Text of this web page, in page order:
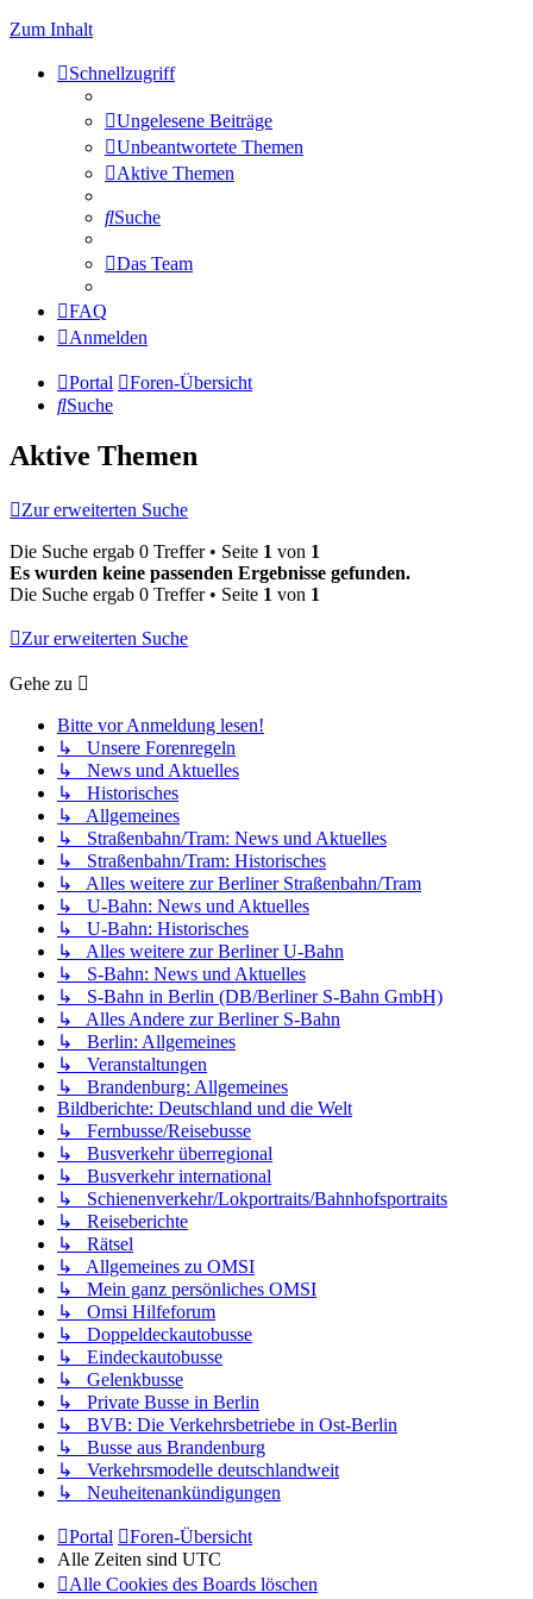
Zum Inhalt
Schnellzugriff
Ungelesene Beiträge
Unbeantwortete Themen
Aktive Themen
Suche
Das Team
FAQ
Anmelden
Portal
Foren-Übersicht
Suche
Aktive Themen
Zur erweiterten Suche
Die Suche ergab 0 Treffer • Seite 1 von 1
Es wurden keine passenden Ergebnisse gefunden.
Die Suche ergab 0 Treffer • Seite 1 von 1
Zur erweiterten Suche
Gehe zu
Bitte vor Anmeldung lesen!
↳ Unsere Forenregeln
↳ News und Aktuelles
↳ Historisches
↳ Allgemeines
↳ Straßenbahn/Tram: News und Aktuelles
↳ Straßenbahn/Tram: Historisches
↳ Alles weitere zur Berliner Straßenbahn/Tram
↳ U-Bahn: News und Aktuelles
↳ U-Bahn: Historisches
↳ Alles weitere zur Berliner U-Bahn
↳ S-Bahn: News und Aktuelles
↳ S-Bahn in Berlin (DB/Berliner S-Bahn GmbH)
↳ Alles Andere zur Berliner S-Bahn
↳ Berlin: Allgemeines
↳ Veranstaltungen
↳ Brandenburg: Allgemeines
Bildberichte: Deutschland und die Welt
↳ Fernbusse/Reisebusse
↳ Busverkehr überregional
↳ Busverkehr international
↳ Schienenverkehr/Lokportraits/Bahnhofsportraits
↳ Reiseberichte
↳ Rätsel
↳ Allgemeines zu OMSI
↳ Mein ganz persönliches OMSI
↳ Omsi Hilfeforum
↳ Doppeldeckautobusse
↳ Eindeckautobusse
↳ Gelenkbusse
↳ Private Busse in Berlin
↳ BVB: Die Verkehrsbetriebe in Ost-Berlin
↳ Busse aus Brandenburg
↳ Verkehrsmodelle deutschlandweit
↳ Neuheitenankündigungen
Portal
Foren-Übersicht
Alle Zeiten sind UTC
Alle Cookies des Boards löschen